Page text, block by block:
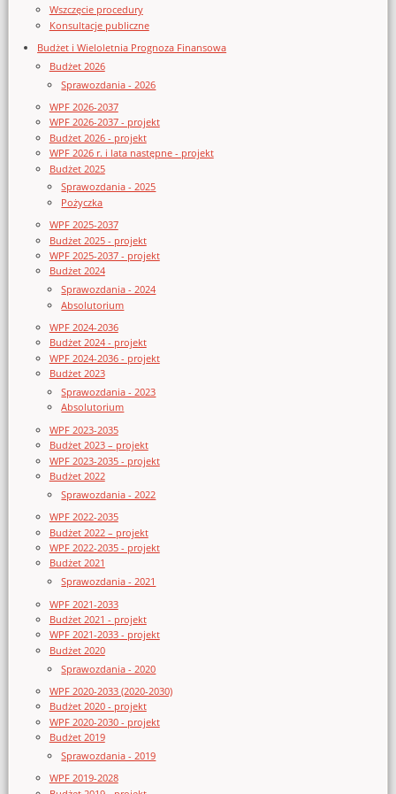
Wszczęcie procedury
Konsultacje publiczne
Budżet i Wieloletnia Prognoza Finansowa
Budżet 2026
Sprawozdania - 2026
WPF 2026-2037
WPF 2026-2037 - projekt
Budżet 2026 - projekt
WPF 2026 r. i lata następne - projekt
Budżet 2025
Sprawozdania - 2025
Pożyczka
WPF 2025-2037
Budżet 2025 - projekt
WPF 2025-2037 - projekt
Budżet 2024
Sprawozdania - 2024
Absolutorium
WPF 2024-2036
Budżet 2024 - projekt
WPF 2024-2036 - projekt
Budżet 2023
Sprawozdania - 2023
Absolutorium
WPF 2023-2035
Budżet 2023 – projekt
WPF 2023-2035 - projekt
Budżet 2022
Sprawozdania - 2022
WPF 2022-2035
Budżet 2022 – projekt
WPF 2022-2035 - projekt
Budżet 2021
Sprawozdania - 2021
WPF 2021-2033
Budżet 2021 - projekt
WPF 2021-2033 - projekt
Budżet 2020
Sprawozdania - 2020
WPF 2020-2033 (2020-2030)
Budżet 2020 - projekt
WPF 2020-2030 - projekt
Budżet 2019
Sprawozdania - 2019
WPF 2019-2028